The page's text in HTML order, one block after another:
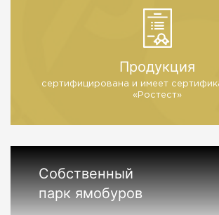
Продукция
сертифицирована и имеет
«Ростест»
Собственный
парк ямобуров